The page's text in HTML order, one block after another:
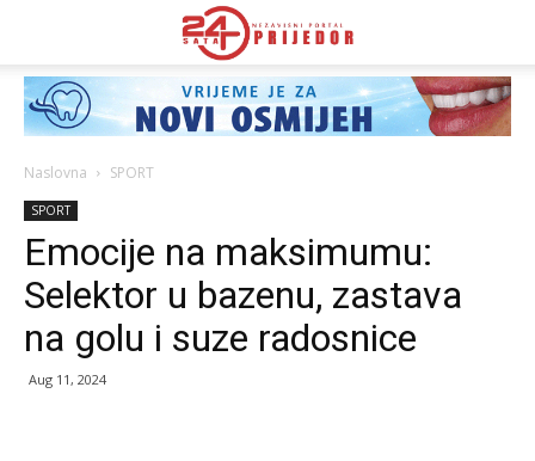
Naslovna SPORT
SPORT
Еmocije na maksimumu:
Selektor u bazenu, zastava
na golu i suze radosnice
Aug 11, 2024